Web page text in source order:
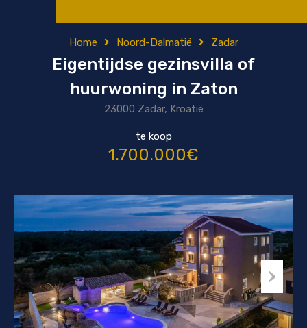
Home Noord-Dalmatië Zadar
Eigentijdse gezinsvilla of
huurwoning in Zaton
23000 Zadar, Kroatië
te koop
1.700.000€